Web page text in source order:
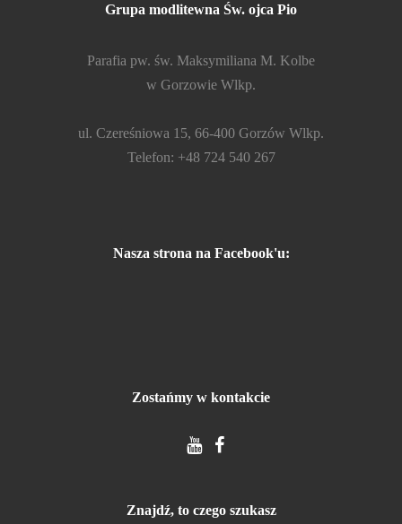
Grupa modlitewna Św. ojca Pio
Parafia pw. św. Maksymiliana M. Kolbe
w Gorzowie Wlkp.
ul. Czereśniowa 15, 66-400 Gorzów Wlkp.
Telefon: +48 724 540 267
Nasza strona na Facebook'u:
Zostańmy w kontakcie
Znajdź, to czego szukasz